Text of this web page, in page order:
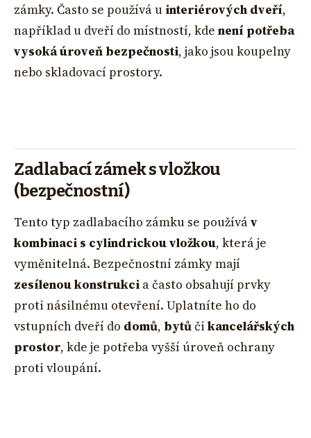
zámky. Často se používá u interiérových dveří,
například u dveří do místností, kde není potřeba
vysoká úroveň bezpečnosti, jako jsou koupelny
nebo skladovací prostory.
Zadlabací zámek s vložkou
(bezpečnostní)
Tento typ zadlabacího zámku se používáv
kombinaci s cylindrickou vložkou, která je
vyměnitelná. Bezpečnostní zámky mají
zesílenou konstrukci a často obsahují prvky
proti násilnému otevření. Uplatníte ho do
vstupních dveří do domů, bytůči kancelářských
prostor, kde je potřeba vyšší úroveň ochrany
proti vloupání.